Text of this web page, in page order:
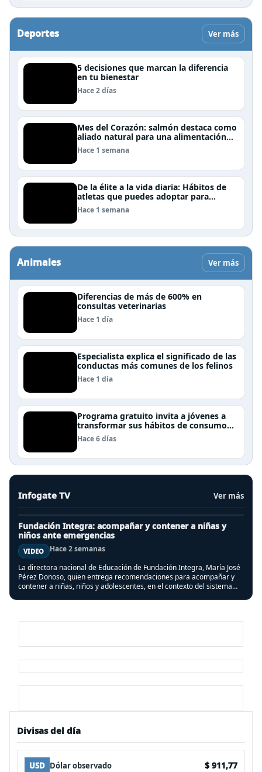
Deportes Ver más
5 decisiones que marcan la diferencia
en tu bienestar
Hace 2 días
Mes del Corazón: salmón destaca como
aliado natural para una alimentación
rica en Omega-3
Hace 1 semana
De la élite a la vida diaria: Hábitos de
atletas que puedes adoptar para
mejorar tu rendimiento físico
Hace 1 semana
Animales Ver más
Diferencias de más de 600% en
consultas veterinarias
Hace 1 día
Especialista explica el significado de las
conductas más comunes de los felinos
Hace 1 día
Programa gratuito invita a jóvenes a
transformar sus hábitos de consumo
cosmético, alimenticio y de moda
Hace 6 días
Infogate TV Ver más
Fundación Integra: acompañar y contener a niñas y
niños ante emergencias
VIDEO
Hace 2 semanas
La directora nacional de Educación de Fundación Integra, María José
Pérez Donoso, quien entrega recomendaciones para acompañar y
contener a niñas, niños y adolescentes, en el contexto del sistema
Divisas del día
USD Dólar observado $ 911,77